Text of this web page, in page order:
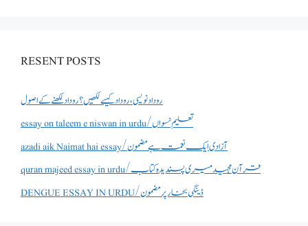
RESENT POSTS
روداد نویسی ،روداد کیسے لکھیں؟ روداد لکھنے کے اصول
essay on taleem e niswan in urdu/تعلیم نسواں
azadi aik Naimat hai essay/آزادی ایک نعمت ہے مضمون
quran majeed essay in urdu/قرآن مجید میری پسندیدہ کتاب
DENGUE ESSAY IN URDU/ڈینگی بخار پر مضمون